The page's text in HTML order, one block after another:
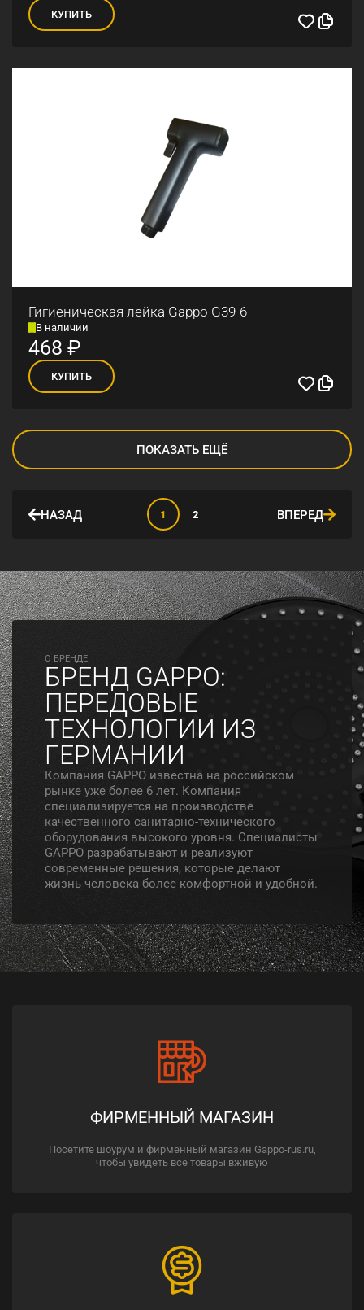
КУПИТЬ
Гигиеническая лейка Gappo G39-6
В наличии
468 ₽
КУПИТЬ
ПОКАЗАТЬ ЕЩЁ
НАЗАД 1 2 ВПЕРЕД
O БРЕНДЕ
БРЕНД GAPPO:
ПЕРЕДОВЫЕ
ТЕХНОЛОГИИ ИЗ
ГЕРМАНИИ
Компания GAPPO известна на российском
рынке уже более 6 лет. Компания
специализируется на производстве
качественного санитарно-технического
оборудования высокого уровня. Специалисты
GAPPO разрабатывают и реализуют
современные решения, которые делают
жизнь человека более комфортной и удобной.
ФИРМЕННЫЙ МАГАЗИН
Посетите шоурум и фирменный магазин Gappo-rus.ru,
чтобы увидеть все товары вживую